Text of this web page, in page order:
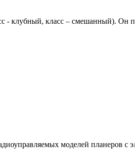
- клубный, класс – смешанный). Он
моделей планеров с